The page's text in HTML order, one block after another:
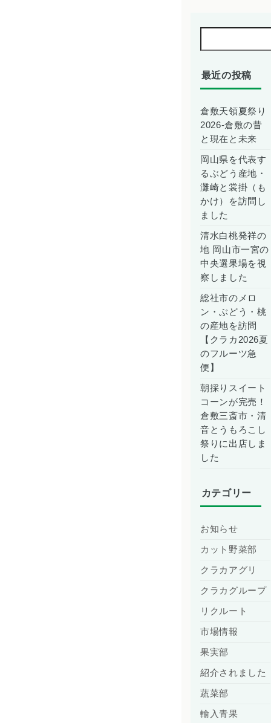
最近の投稿
倉敷天領夏祭り
2026-倉敷の昔
と現在と未来
岡山県を代表す
るぶどう産地・
灘崎と裳掛（も
かけ）を訪問し
ました
清水白桃発祥の
地 岡山市一宮の
中央選果場を視
察しました
総社市のメロ
ン・ぶどう・桃
の産地を訪問
【クラカ2026夏
のフルーツ急
便】
朝採りスイート
コーンが完売！
倉敷三斎市・清
音とうもろこし
祭りに出店しま
した
カテゴリー
お知らせ
カット野菜部
クラカアグリ
クラカグループ
リクルート
市場情報
果実部
紹介されました
蔬菜部
輸入青果